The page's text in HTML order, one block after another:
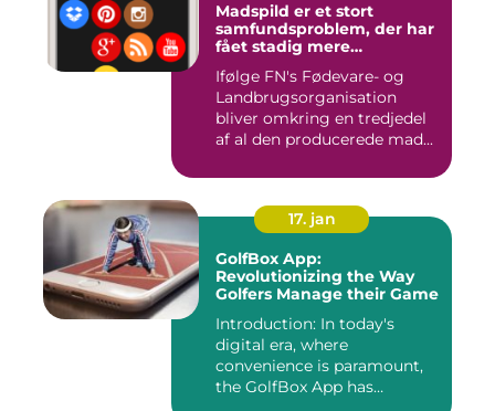
Madspild er et stort
samfundsproblem, der har
fået stadig mere
seneste år
Ifølge FN's Fødevare- og
Landbrugsorganisation
bliver omkring en tredjedel
af al den producerede mad...
17. jan
GolfBox App:
Revolutionizing the Way
Golfers Manage their Game
Introduction: In today's
digital era, where
convenience is paramount,
the GolfBox App has